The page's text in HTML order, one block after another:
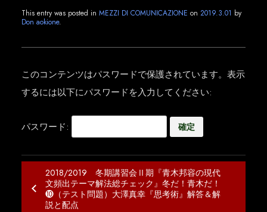
This entry was posted in MEZZI DI COMUNICAZIONE on 2019.3.01 by
Don aokione.
このコンテンツはパスワードで保護されています。表示
するには以下にパスワードを入力してください:
パスワード:
2018/2019 冬期講習会Ⅱ期『青木邦容の現代
文頻出テーマ解法総チェック』冬だ！青木だ！
❿（テスト問題）大澤真幸『思考術』解答＆解
説と配点